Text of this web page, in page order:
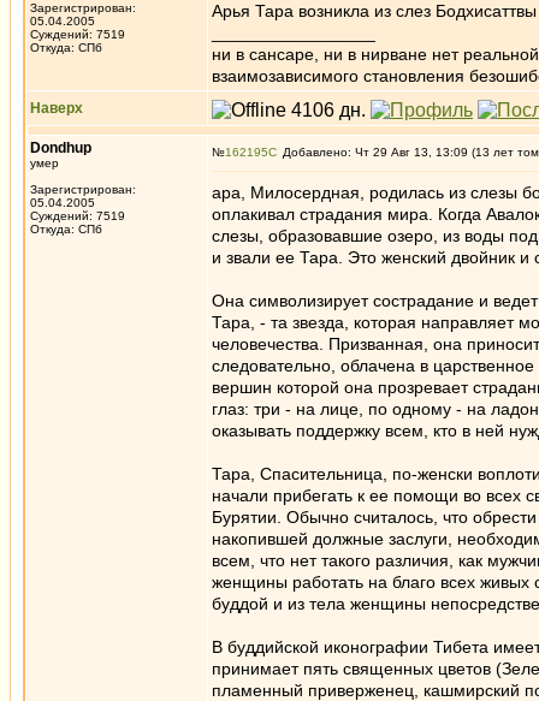
Зарегистрирован:
05.04.2005
Суждений: 7519
Откуда: СПб
Арья Тара возникла из слез
ни в сансаре, ни в нирване нет
взаимозависимого становления
Наверх
Dondhup
умер
Зарегистрирован:
05.04.2005
Суждений: 7519
Откуда: СПб
№162195 Добавлено: Чт 29 Авг 13, 13:09 (13 лет
ара, Милосердная, родилась из слезы
оплакивал страдания мира. Когда
слезы, образовавшие озеро, из воды
и звали ее Тара. Это женский двойник и
Она символизирует сострадание и
Тара, - та звезда, которая направляет
человечества. Призванная, она
следовательно, облачена в
вершин которой она прозревает
глаз: три - на лице, по одному - на
оказывать поддержку всем, кто в ней
Тара, Спасительница, по-женски
начали прибегать к ее помощи во всех
Бурятии. Обычно считалось, что
накопившей должные заслуги,
всем, что нет такого различия, как
женщины работать на благо всех живых
буддой и из тела женщины
В буддийской иконографии Тибета
принимает пять священных цветов
пламенный приверженец, кашмирский